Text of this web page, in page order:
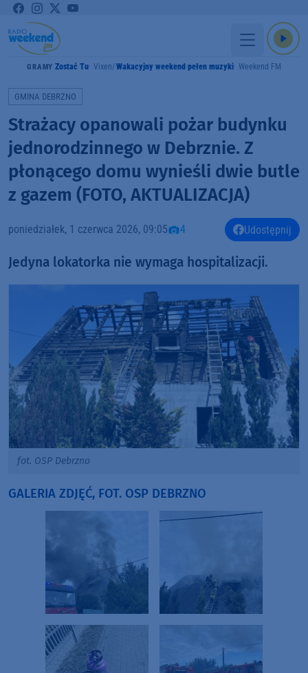
GRAMY Zostać Tu Vixen Wakacyjny weekend pełen muzyki Weekend FM
GMINA DEBRZNO
Strażacy opanowali pożar budynku
jednorodzinnego w Debrznie. Z
płonącego domu wynieśli dwie butle
z gazem (FOTO, AKTUALIZACJA)
poniedziałek, 1 czerwca 2026, 09:05 4 Udostępnij
Jedyna lokatorka nie wymaga hospitalizacji.
fot. OSP Debrzno
GALERIA ZDJĘĆ, FOT. OSP DEBRZNO